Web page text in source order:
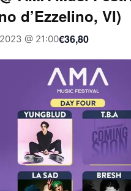
d’Ezzelino, VI)
@ 21:00€36,80